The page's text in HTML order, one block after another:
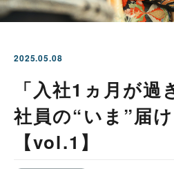
2025.05.08
「入社1ヵ月が
社員の“いま”届
【vol.1】